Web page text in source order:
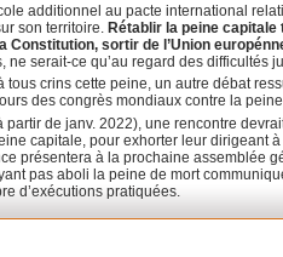
additionnel au pacte international
son territoire.Rétablir la peine capitale
sortir de l’Union
serait-ce qu’au regard des difficultés
crins cette peine, un autre débat
des congrès mondiaux contre la
de janv. 2022), une rencontre
capitale, pour exhorter leur dirigeant
présentera à la prochaine assemblée
pas aboli la peine de mort
d’exécutions pratiquées.